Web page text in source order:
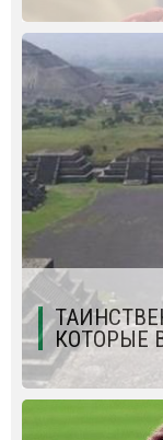
КОТОРЫЕ